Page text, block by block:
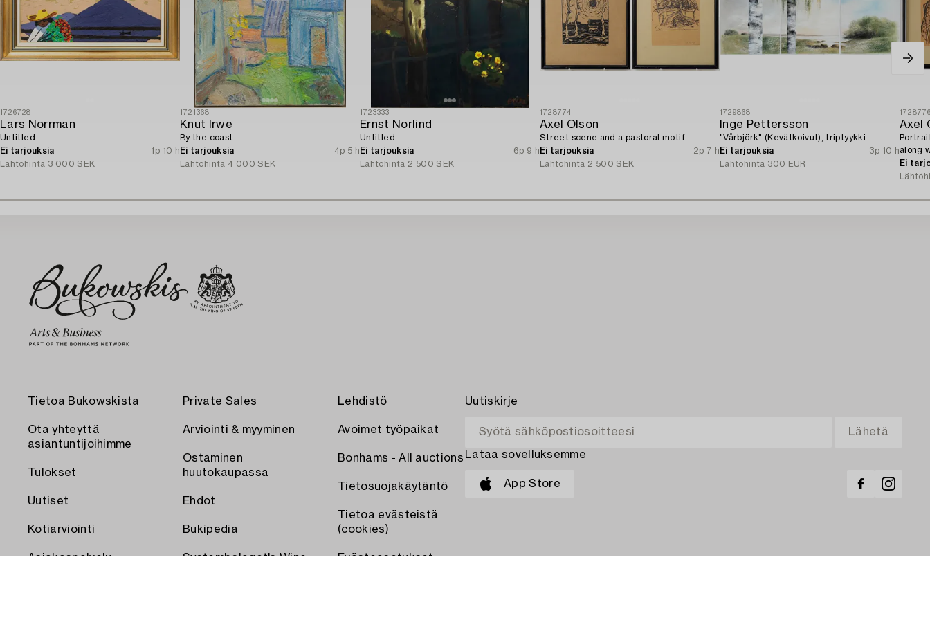
1726728
Lars Norrman
Untitled.
Ei tarjouksia
1p 10 h
Lähtöhinta 3 000 SEK
1721368
Knut Irwe
By the coast.
Ei tarjouksia
4p 5 h
Lähtöhinta 4 000 SEK
1723333
Ernst Norlind
Untitled.
Ei tarjouksia
6p 9 h
Lähtöhinta 2 500 SEK
1728774
Axel Olson
Street scene and a pastoral motif.
Ei tarjouksia
2p 7 h
Lähtöhinta 2 500 SEK
1729868
Inge Pettersson
"Vårbjörk" (Kevätkoivut), triptyykki.
Ei tarjouksia
3p 10 h
Lähtöhinta 300 EUR
Axel
along
Ei
Tietoa Bukowskista
Ota yhteyttä
asiantuntijoihimme
Tulokset
Uutiset
Kotiarviointi
Asiakaspalvelu
Private Sales
Arviointi & myyminen
Ostaminen
huutokaupassa
Ehdot
Bukipedia
Systembolaget's Wine
Lehdistö
Avoimet työpaikat
Bonhams - All auctions
Tietosuojakäytäntö
Tietoa evästeistä
(cookies)
Evästeasetukset
Uutiskirje
Lataa sovelluksemme
App Store